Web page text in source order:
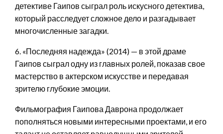
детективе Гаипов сыграл роль искусного детектива,
который расследует сложное дело и разгадывает
многочисленные загадки.
6. «Последняя надежда» (2014) — в этой драме
Гаипов сыграл одну из главных ролей, показав свое
мастерство в актерском искусстве и передавая
зрителю глубокие эмоции.
Фильмография Гаипова Даврона продолжает
пополняться новыми интересными проектами, и его